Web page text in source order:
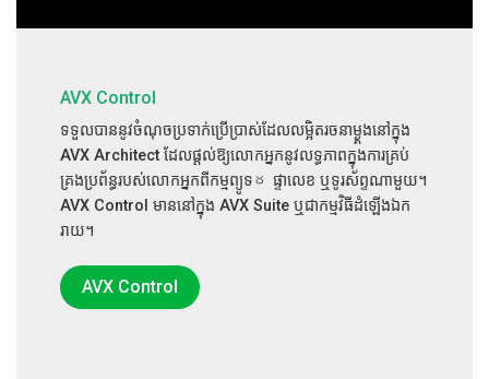
AVX Control
ទទួលបាននូវចំណុចប្រទាក់ប្រើប្រាស់ដែលលម្អិតរចនាម្ង្គងនៅក្នុង
AVX Architect ដែលផ្តល់ឱ្យលោកអ្នកនូវលទ្ធភាពក្នុងការគ្រប់
គ្រងប្រព័ន្ធរបស់លោកអ្នកពីកម្មព្យូទర ផ្ទាលេខ ឬទូរស័ព្ទណាមួយ។
AVX Control មាននៅក្នុង AVX Suite ឬជាកម្មវិធីដំឡើងឯក
រាយ។
AVX Control